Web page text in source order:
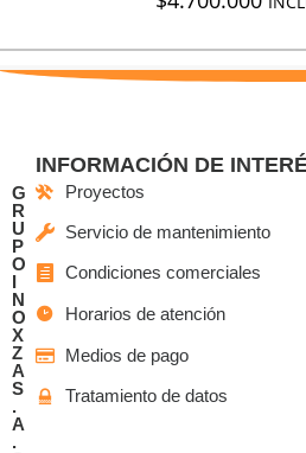
G
R
U
P
O
I
N
O
X
Z
A
S
.
A
.
INFORMACIÓN DE
Proyectos
Servicio de mantenimiento
Condiciones comerciales
Horarios de atención
Medios de pago
Tratamiento de datos